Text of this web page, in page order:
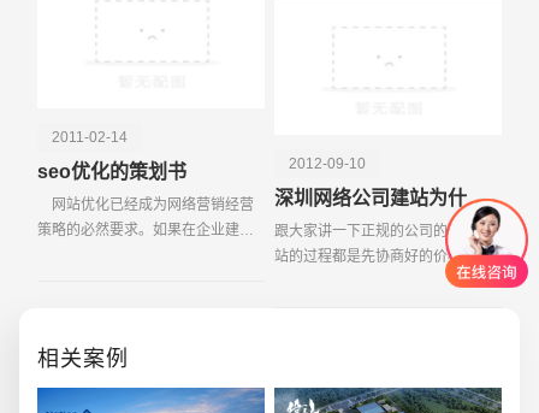
2011-02-14
seo优化的策划书
网站优化已经成为网络营销经营
策略的必然要求。如果在企业建站
2012-09-10
深圳网络公司建站为什么要首先出首页效果图
跟大家讲一下正规的公司的建设网
站的过程都是先协商好的价格使一
个网站首页效果给客户，并不断修
相关案例